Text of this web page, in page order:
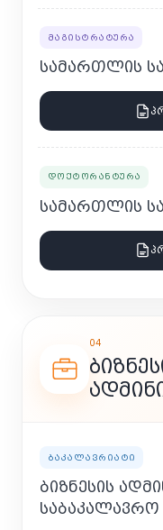
ᲛᲐᲒᲘᲡᲢᲠᲐᲢᲣᲠᲐ
ᲡᲐᲛᲐᲠᲗᲚᲘᲡ
ᲓᲝᲥᲢᲝᲠᲐᲜᲢᲣᲠᲐ
ᲡᲐᲛᲐᲠᲗᲚᲘᲡ
04
ᲑᲐᲙᲐᲚᲐᲕᲠᲘᲐᲢᲘ
ᲑᲘᲖᲜᲔᲡᲘᲡ